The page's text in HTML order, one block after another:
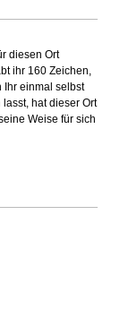
diesen Ort
ihr 160 Zeichen,
Ihr einmal selbst
hat dieser Ort
Weise für sich